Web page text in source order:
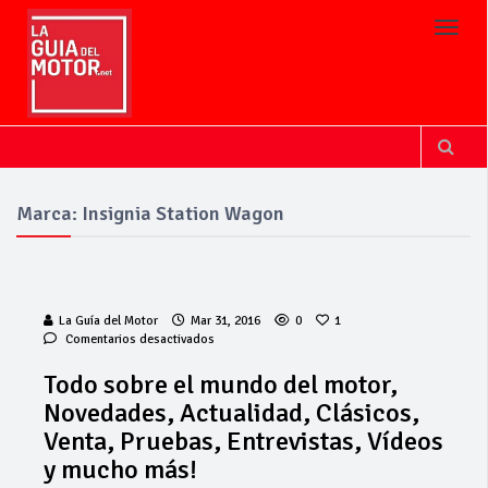
Marca: Insignia Station Wagon
La Guía del Motor Mar 31, 2016 0
1
Comentarios desactivados
el
mundo
del
motor,
Todo sobre el mundo del motor,
Novedades, Actualidad, Clásicos,
Venta, Pruebas, Entrevistas, Vídeos
y mucho más!